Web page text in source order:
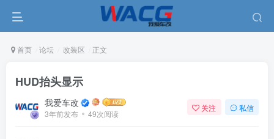
首页 论坛 改装区 正文
HUD抬头显示
我爱车改
3年前发布 49次阅读
关注 私信